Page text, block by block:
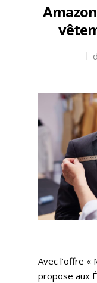
Avec l’offre «
propose aux